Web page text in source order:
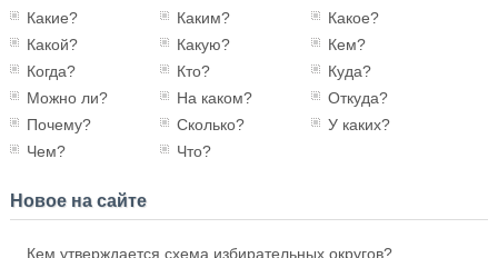
Какие?
Каким?
Какое?
Какой?
Какую?
Кем?
Когда?
Кто?
Куда?
Можно ли?
На каком?
Откуда?
Почему?
Сколько?
У каких?
Чем?
Что?
Новое на сайте
Кем утверждается схема избирательных округов?